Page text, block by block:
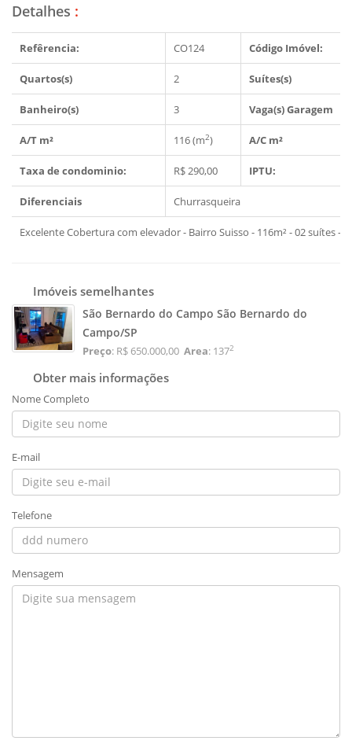
Detalhes :
Refêrencia: CO124 Código Imóvel:
Quartos(s) 2 Suítes(s)
Banheiro(s) 3 Vaga(s) Garagem
A/T m² 116 (m2) A/C m²
Taxa de condominio: R$ 290,00 IPTU:
Diferenciais Churrasqueira
Excelente Cobertura com elevador - Bairro Suisso - 116m² - 02 suítes -
Imóveis semelhantes
São Bernardo do Campo São Bernardo do
Campo/SP
Preço: R$ 650.000,00 Area: 1372
Obter mais informações
Nome Completo
E-mail
Telefone
Mensagem